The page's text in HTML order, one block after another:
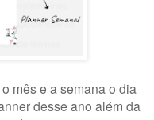
mês e a semana o dia
desse ano além da